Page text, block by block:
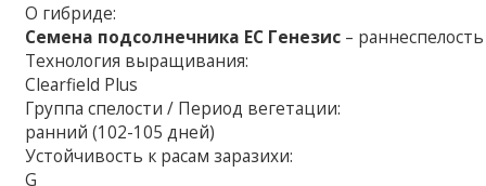
О гибриде:
Семена подсолнечника ЕС Генезис –
Технология выращивания:
Clearfield Plus
Группа спелости / Период вегетации:
ранний (102-105 дней)
Устойчивость к расам заразихи:
G